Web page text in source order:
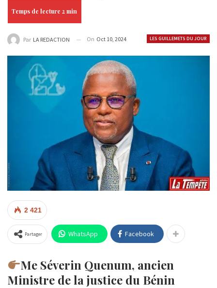
LES GUILLEMETS DU JOUR
Par LA REDACTION On Oct 10, 2024
2 421
Partager WhatsApp Facebook
Me Séverin Quenum, ancien
Ministre de la justice du Bénin